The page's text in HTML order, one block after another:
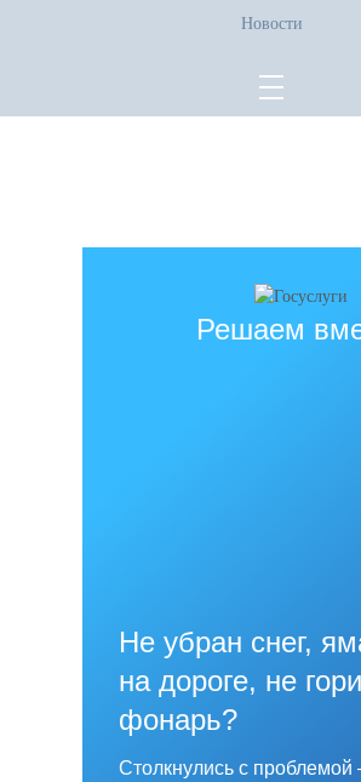
Новости
Решаем
Не убран снег,
на дороге, не
фонарь?
Столкнулись с